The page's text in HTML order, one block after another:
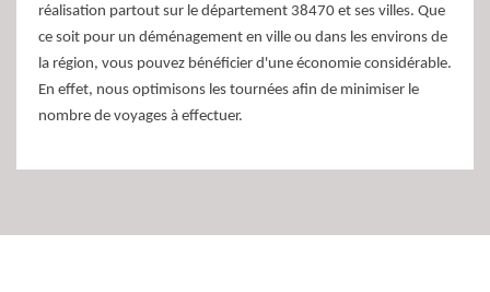
réalisation partout sur le département 38470 et ses villes. Que
ce soit pour un déménagement en ville ou dans les environs de
la région, vous pouvez bénéficier d'une économie considérable.
En effet, nous optimisons les tournées afin de minimiser le
nombre de voyages à effectuer.